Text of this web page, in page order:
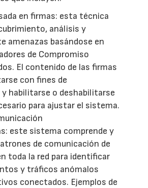
en firmas: esta técnica
análisis y
amenazas basándose en
de Compromiso
El contenido de las firmas
con fines de
habilitarse o deshabilitarse
para ajustar el sistema.
este sistema comprende y
de comunicación de
toda la red para identificar
y tráficos anómalos
conectados. Ejemplos de